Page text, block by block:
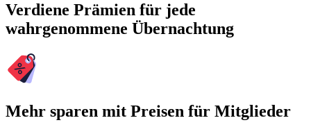
Verdiene Prämien für jede
wahrgenommene Übernachtung
Mehr sparen mit Preisen für Mitglieder